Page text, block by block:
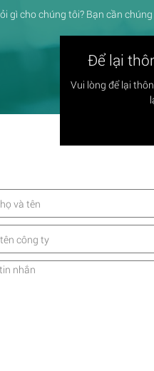
gì cho chúng tôi? Bạn cần
Để lại
Vui lòng để lại